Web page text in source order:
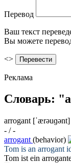
Перевод
Ваш текст
Вы можете
<>
Реклама
Словарь:
arrogant [ˈærəuɡənt]
- / -
arrogant (behavior)
Tom is an arrogant
Tom ist ein